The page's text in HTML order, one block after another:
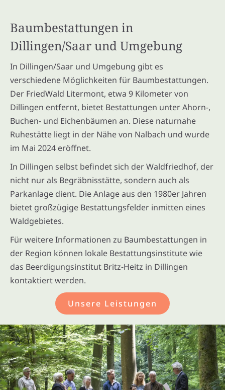
Baumbestattungen in
Dillingen/Saar und Umgebung
In Dillingen/Saar und Umgebung gibt es
verschiedene Möglichkeiten für Baumbestattungen.
Der FriedWald Litermont, etwa 9 Kilometer von
Dillingen entfernt, bietet Bestattungen unter Ahorn-,
Buchen- und Eichenbäumen an. Diese naturnahe
Ruhestätte liegt in der Nähe von Nalbach und wurde
im Mai 2024 eröffnet.
In Dillingen selbst befindet sich der Waldfriedhof, der
nicht nur als Begräbnisstätte, sondern auch als
Parkanlage dient. Die Anlage aus den 1980er Jahren
bietet großzügige Bestattungsfelder inmitten eines
Waldgebietes.
Für weitere Informationen zu Baumbestattungen in
der Region können lokale Bestattungsinstitute wie
das Beerdigungsinstitut Britz-Heitz in Dillingen
kontaktiert werden.
Unsere Leistungen